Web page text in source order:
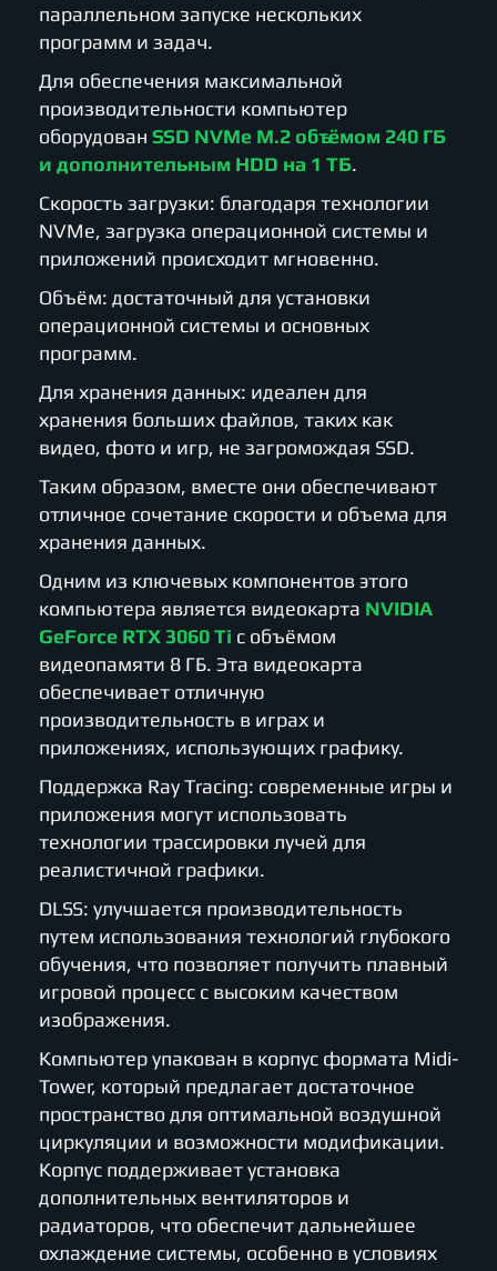
параллельном запуске нескольких
программ и задач.
Для обеспечения максимальной
производительности компьютер
оборудован SSD NVMe M.2 объёмом 240 ГБ
и дополнительным HDD на 1 ТБ.
Скорость загрузки: благодаря технологии
NVMe, загрузка операционной системы и
приложений происходит мгновенно.
Объём: достаточный для установки
операционной системы и основных
программ.
Для хранения данных: идеален для
хранения больших файлов, таких как
видео, фото и игр, не загромождая SSD.
Таким образом, вместе они обеспечивают
отличное сочетание скорости и объема для
хранения данных.
Одним из ключевых компонентов этого
компьютера является видеокарта NVIDIA
GeForce RTX 3060 Ti с объёмом
видеопамяти 8 ГБ. Эта видеокарта
обеспечивает отличную
производительность в играх и
приложениях, использующих графику.
Поддержка Ray Tracing: современные игры и
приложения могут использовать
технологии трассировки лучей для
реалистичной графики.
DLSS: улучшается производительность
путем использования технологий глубокого
обучения, что позволяет получить плавный
игровой процесс с высоким качеством
изображения.
Компьютер упакован в корпус формата Midi-
Tower, который предлагает достаточное
пространство для оптимальной воздушной
циркуляции и возможности модификации.
Корпус поддерживает установка
дополнительных вентиляторов и
радиаторов, что обеспечит дальнейшее
охлаждение системы, особенно в условиях